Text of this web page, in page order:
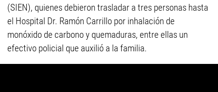
(SIEN), quienes debieron trasladar a tres personas hasta
el Hospital Dr. Ramón Carrillo por inhalación de
monóxido de carbono y quemaduras, entre ellas un
efectivo policial que auxilió a la familia.